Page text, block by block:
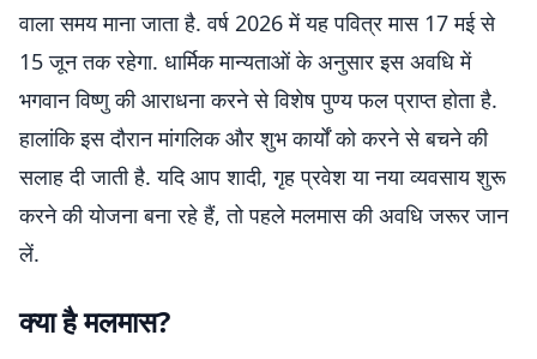
वाला समय माना जाता है. वर्ष 2026 में यह पवित्र मास 17 मई से
15 जून तक रहेगा. धार्मिक मान्यताओं के अनुसार इस अवधि में
भगवान विष्णु की आराधना करने से विशेष पुण्य फल प्राप्त होता है.
हालांकि इस दौरान मांगलिक और शुभ कार्यों को करने से बचने की
सलाह दी जाती है. यदि आप शादी, गृह प्रवेश या नया व्यवसाय शुरू
करने की योजना बना रहे हैं, तो पहले मलमास की अवधि जरूर जान
लें.
क्या है मलमास?